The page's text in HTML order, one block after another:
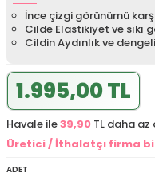
İnce çizgi görünümü
Cilde Elastikiyet ve sıkı
Cildin Aydınlık ve
1.995,00 TL
Havale ile39,90 TL daha az
Üretici / İthalatçı firma
ADET